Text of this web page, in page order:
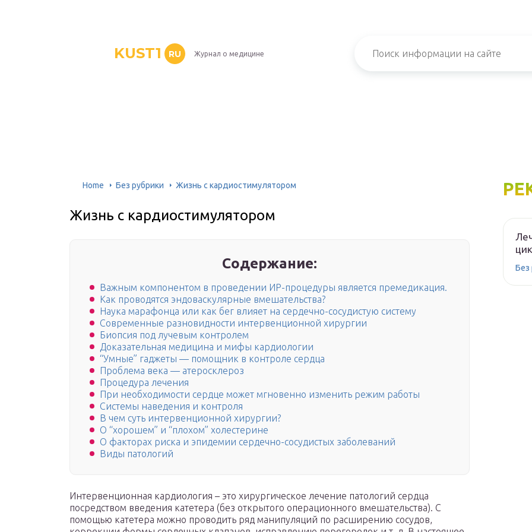
KUST1 RU Журнал о медицине
Home Без рубрики Жизнь с кардиостимулятором
Жизнь с кардиостимулятором
Содержание:
Важным компонентом в проведении ИР-процедуры является премедикация.
Как проводятся эндоваскулярные вмешательства?
Наука марафонца или как бег влияет на сердечно-сосудистую систему
Современные разновидности интервенционной хирургии
Биопсия под лучевым контролем
Доказательная медицина и мифы кардиологии
“Умные” гаджеты — помощник в контроле сердца
Проблема века — атеросклероз
Процедура лечения
При необходимости сердце может мгновенно изменить режим работы
Системы наведения и контроля
В чем суть интервенционной хирургии?
О “хорошем” и “плохом” холестерине
О факторах риска и эпидемии сердечно-сосудистых заболеваний
Виды патологий
Интервенционная кардиология – это хирургическое лечение патологий сердца
посредством введения катетера (без открытого операционного вмешательства). С
помощью катетера можно проводить ряд манипуляций по расширению сосудов,
Без